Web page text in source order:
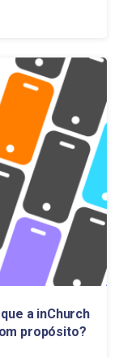
a inChurch
propósito?